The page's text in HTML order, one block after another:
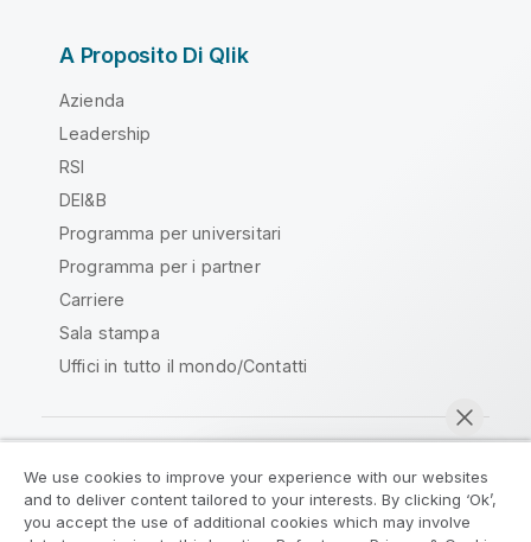
A Proposito Di Qlik
Azienda
Leadership
RSI
DEI&B
Programma per universitari
Programma per i partner
Carriere
Sala stampa
Uffici in tutto il mondo/Contatti
Qlik Community
We use cookies to improve your experience with our websites
and to deliver content tailored to your interests. By clicking ‘Ok’,
you accept the use of additional cookies which may involve